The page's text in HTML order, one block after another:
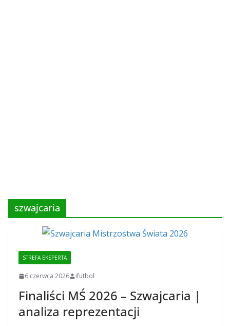
szwajcaria
STREFA EKSPERTA
6 czerwca 2026 ifutbol
Finaliści MŚ 2026 – Szwajcaria |
analiza reprezentacji